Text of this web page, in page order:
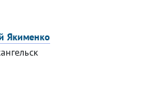
Якименко